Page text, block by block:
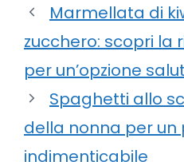
Marmellata di
zucchero: scopri
per un’opzione
Spaghetti allo
della nonna per un
indimenticabile